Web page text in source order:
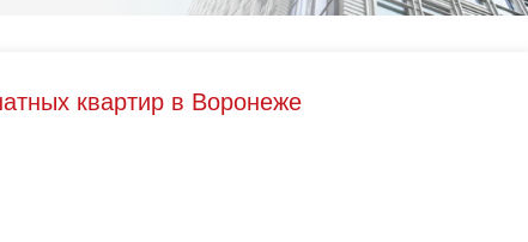
квартир в Воронеже